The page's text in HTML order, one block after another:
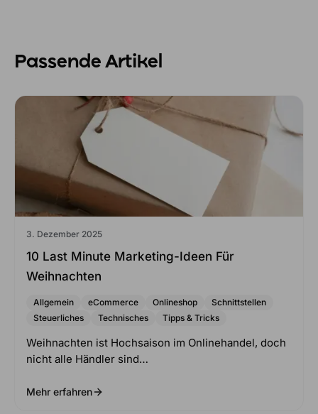
Passende Artikel
3. Dezember 2025
10 Last Minute Marketing-Ideen Für
Weihnachten
Allgemein eCommerce Onlineshop
Schnittstellen
Steuerliches
Technisches Tipps & Tricks
Weihnachten ist Hochsaison im Onlinehandel, doch
nicht alle Händler sind…
Mehr erfahren